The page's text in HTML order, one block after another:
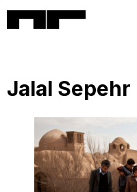
Jalal Sepehr